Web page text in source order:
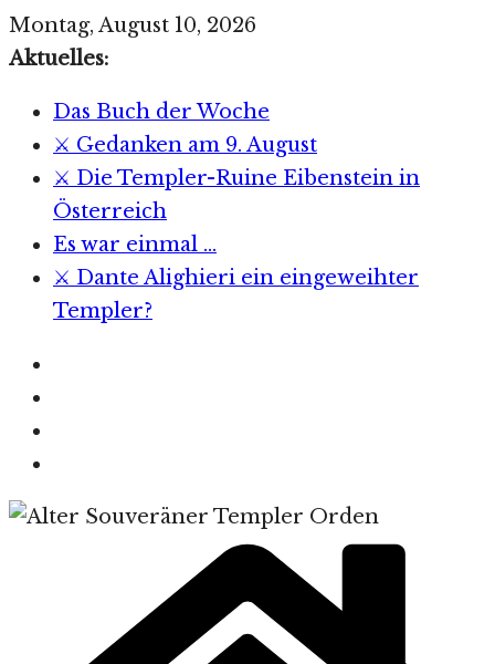
Zum
Inhalt
Montag, August 10, 2026
Aktuelles:
Das Buch der Woche
⚔️ Gedanken am 9. August
⚔️ Die Templer-Ruine Eibenstein in
Österreich
Es war einmal …
⚔️ Dante Alighieri ein eingeweihter
Templer?